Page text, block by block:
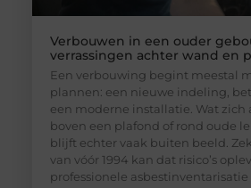
Verbouwen in een ouder
verrassingen achter wand en
Een verbouwing begint meestal
plannen: een nieuwe indeling,
een moderne installatie. Wat zich
boven een plafond of rond oude
blijft echter vaak buiten beeld.
van vóór 1994 kan dat risico’s
professionele